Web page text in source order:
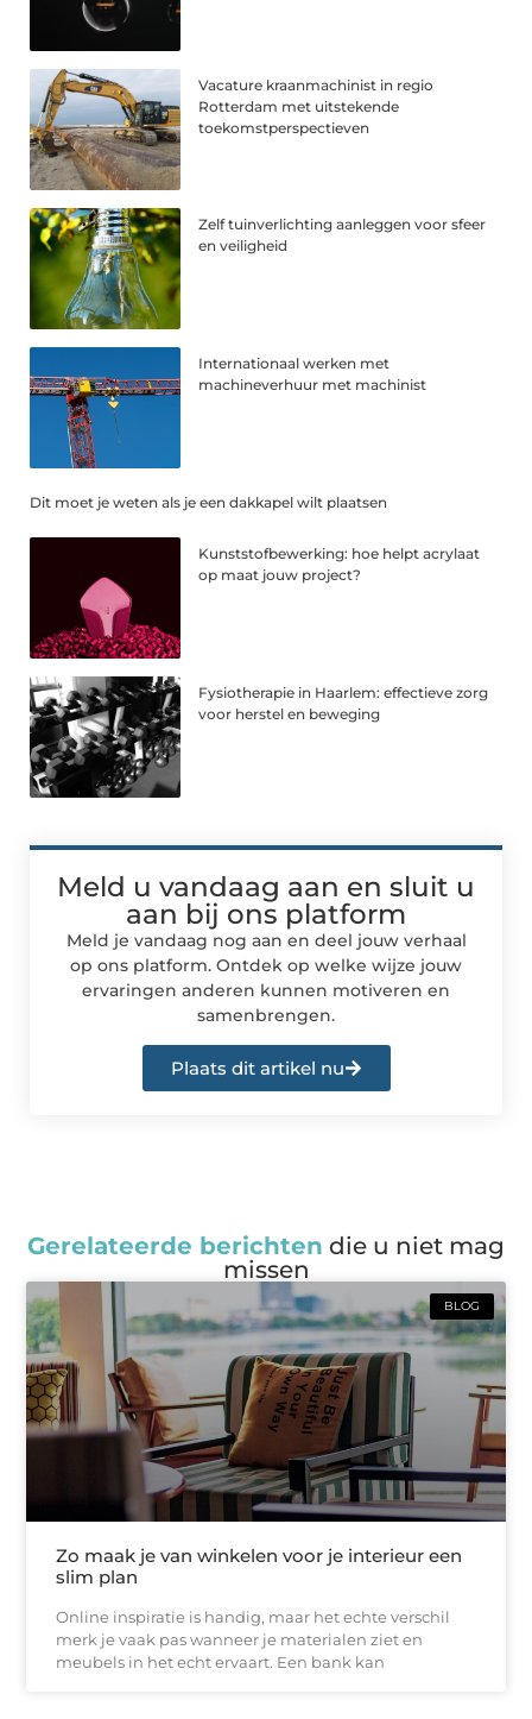
Vacature kraanmachinist in regio
Rotterdam met uitstekende
toekomstperspectieven
Zelf tuinverlichting aanleggen voor sfeer
en veiligheid
Internationaal werken met
machineverhuur met machinist
Dit moet je weten als je een dakkapel wilt plaatsen
Kunststofbewerking: hoe helpt acrylaat
op maat jouw project?
Fysiotherapie in Haarlem: effectieve zorg
voor herstel en beweging
Meld u vandaag aan en sluit u
aan bij ons platform
Meld je vandaag nog aan en deel jouw verhaal
op ons platform. Ontdek op welke wijze jouw
ervaringen anderen kunnen motiveren en
samenbrengen.
Plaats dit artikel nu
Gerelateerde berichten die u niet mag
missen
BLOG
Zo maak je van winkelen voor je interieur een
slim plan
Online inspiratie is handig, maar het echte verschil
merk je vaak pas wanneer je materialen ziet en
meubels in het echt ervaart. Een bank kan